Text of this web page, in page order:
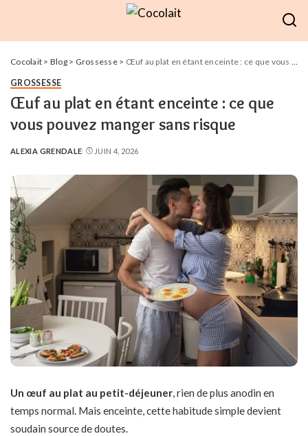
Cocolait > Blog> Grossesse> Œuf au plat en étant enceinte : ce que vous pouvez manger sans risque
GROSSESSE
Œuf au plat en étant enceinte : ce que
vous pouvez manger sans risque
POSTED
ALEXIA GRENDALE JUIN 4, 2026
Un œuf au plat au petit-déjeuner, rien de plus anodin en
temps normal. Mais enceinte, cette habitude simple devient
soudain source de doutes.